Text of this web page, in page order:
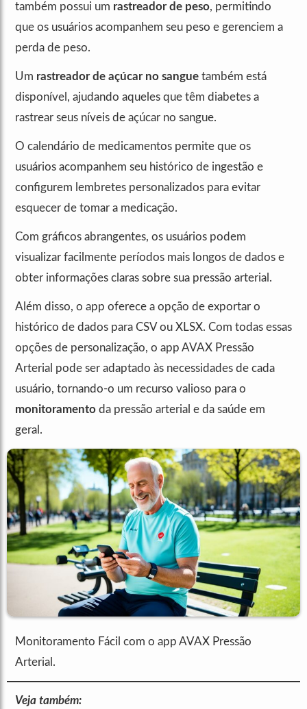
também possui um rastreador de peso, permitindo
que os usuários acompanhem seu peso e gerenciem a
perda de peso.
Um rastreador de açúcar no sangue também está
disponível, ajudando aqueles que têm diabetes a
rastrear seus níveis de açúcar no sangue.
O calendário de medicamentos permite que os
usuários acompanhem seu histórico de ingestão e
configurem lembretes personalizados para evitar
esquecer de tomar a medicação.
Com gráficos abrangentes, os usuários podem
visualizar facilmente períodos mais longos de dados e
obter informações claras sobre sua pressão arterial.
Além disso, o app oferece a opção de exportar o
histórico de dados para CSV ou XLSX. Com todas essas
opções de personalização, o app AVAX Pressão
Arterial pode ser adaptado às necessidades de cada
usuário, tornando-o um recurso valioso para o
monitoramento da pressão arterial e da saúde em
geral.
Monitoramento Fácil com o app AVAX Pressão
Arterial.
Veja também: